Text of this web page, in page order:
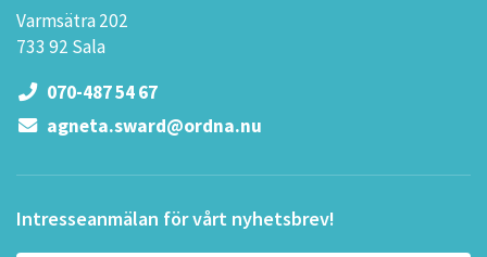
Varmsätra 202
733 92 Sala
070-487 54 67
agneta.sward@ordna.nu
Intresseanmälan för vårt nyhetsbrev!